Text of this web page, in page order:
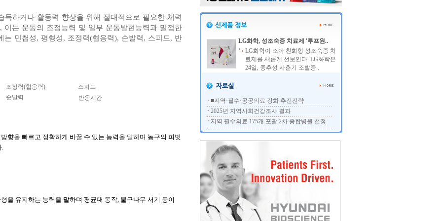
하거나 활동력 향상을 위해 절대적으로 필요한 체력
이는 운동의 조정능력 및 일부 운동발현능력과 밀접한
는 민첩성, 평형성, 조정력(협응력), 순발력, 스피드, 반
조정력(협응력)
스피드
순발력
반응시간
향을 빠르고 정확하게 바꿀 수 있는 능력을 말하며 농구의 피벗
.
을 유지하는 능력을 말하며 평균대 동작, 물구나무 서기 등이
LG화학, 성조숙증 치료제 '루프원..
LG화학이 소아 친화형 성조숙증 치
료제를 새롭게 선보인다. LG화학은
24일, 중추성 사춘기 조발증..
■지역·필수·공공의료 강화 추진전략
2025년 지역사회건강조사 결과
지역 필수의료 175개 포괄 2차 종합병원 선정